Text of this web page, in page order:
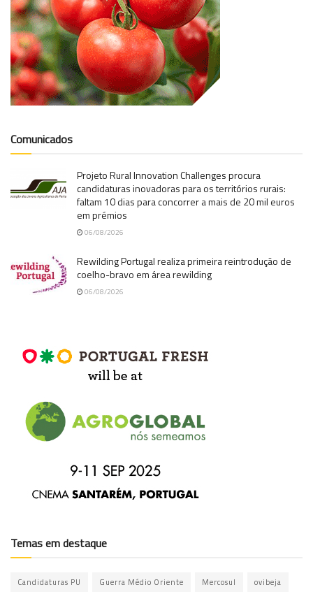
Comunicados
Projeto Rural Innovation Challenges procura
candidaturas inovadoras para os territórios rurais:
faltam 10 dias para concorrer a mais de 20 mil euros
em prémios
06/08/2026
Rewilding Portugal realiza primeira reintrodução de
coelho-bravo em área rewilding
06/08/2026
Temas em destaque
Candidaturas PU Guerra Médio Oriente Mercosul ovibeja